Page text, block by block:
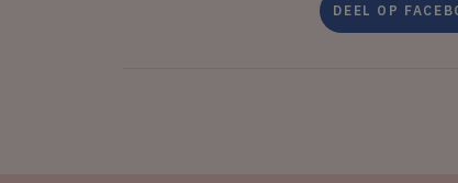
DEEL OP